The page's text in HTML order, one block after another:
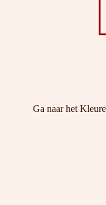
Ga naar het